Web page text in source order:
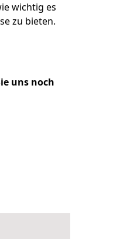
wichtig es
zu bieten.
uns noch